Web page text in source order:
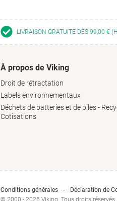
LIVRAISON GRATUITE DÈS 99,00 €
À propos de Viking
Droit de rétractation
Labels environnementaux
Déchets de batteries et de piles -
Cotisations
Conditions générales Déclaration de
© 2000 - 2026 Viking. Tous droits réservés